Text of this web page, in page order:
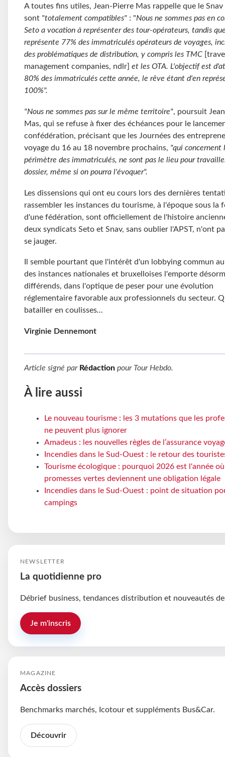
A toutes fins utiles, Jean-Pierre Mas rappelle que le Snav
sont "totalement compatibles" : "Nous ne sommes pas en
Seto a vocation à représenter des tour-opérateurs, tandis
représente 77% des immatriculés opérateurs de voyages,
des problématiques de distribution, y compris les TMC
management companies, ndlr] et les OTA. L'objectif est
80% des immatriculés cette année, le rêve étant d'en
100%".
"Nous ne sommes pas sur le même territoire", poursuit
Mas, qui se refuse à fixer des échéances pour le
confédération, précisant que les Journées des
voyage du 16 au 18 novembre prochains, "qui concernent
périmètre des immatriculés, ne sont pas le lieu pour
dossier, même si on pourra l'évoquer".
Les dissensions qui ont eu cours lors des dernières
rassembler les instances du tourisme, à l'époque sous la
d'une fédération, sont officiellement de l'histoire
deux syndicats Seto et Snav, sans oublier l'APST, n'ont
se jauger.
Il semble pourtant que l'intérêt d'un lobbying commun
des instances nationales et bruxelloises l'emporte
différends, dans l'optique de peser pour une évolution
réglementaire favorable aux professionnels du secteur.
batailler en coulisses…
Virginie Dennemont
Article signé par Rédaction pour Tour Hebdo.
À lire aussi
Le nouveau tourisme : les 3 mutations que les
ne peuvent plus ignorer
Amadeus : les nouvelles règles de l’assurance
Incendies dans le Sud-Ouest : le retour des
Tourisme écologique : pourquoi 2026 est l'année
promesses vertes deviennent une obligation légale
Incendies dans le Sud-Ouest : point de situation
campings
NEWSLETTER
La quotidienne pro
Débrief business, tendances distribution et nouveautés
Je m'inscris
MAGAZINE
Accès dossiers
Benchmarks marchés, Icotour et suppléments Bus&Car.
Découvrir